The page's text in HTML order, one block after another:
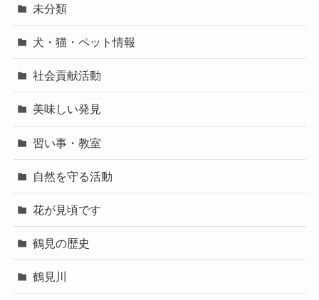
未分類
犬・猫・ペット情報
社会貢献活動
美味しい発見
習い事・教室
自然を守る活動
花が見頃です
鶴見の歴史
鶴見川